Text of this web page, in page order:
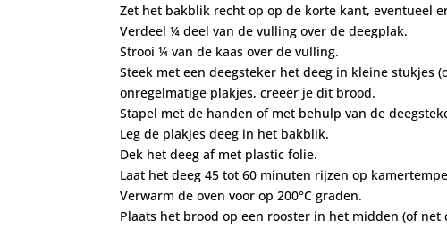
Zet het bakblik recht op op de korte kant, eventueel
Verdeel ¼ deel van de vulling over de deegplak.
Strooi ¼ van de kaas over de vulling.
Steek met een deegsteker het deeg in kleine stukjes
onregelmatige plakjes, creeër je dit brood.
Stapel met de handen of met behulp van de
Leg de plakjes deeg in het bakblik.
Dek het deeg af met plastic folie.
Laat het deeg 45 tot 60 minuten rijzen op
Verwarm de oven voor op 200°C graden.
Plaats het brood op een rooster in het midden (of net